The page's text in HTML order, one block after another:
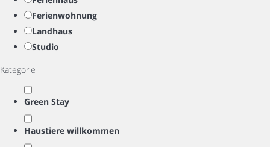
Ferienwohnung
Landhaus
Studio
Kategorie
Green Stay
Haustiere willkommen